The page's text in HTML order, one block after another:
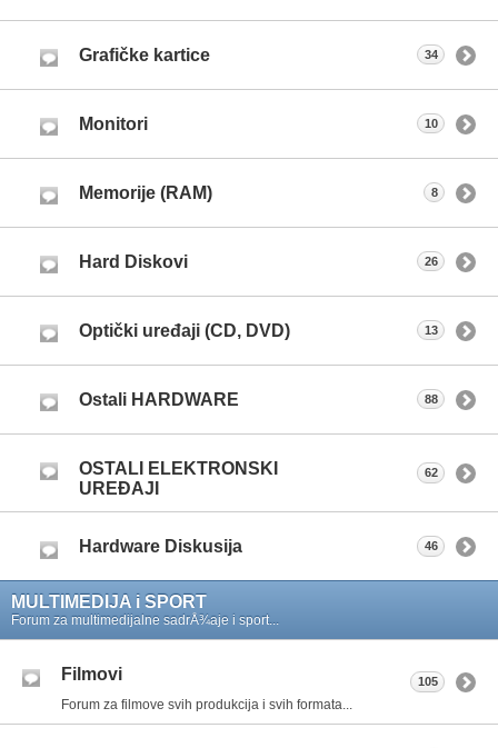
Grafičke kartice 34
Monitori 10
Memorije (RAM) 8
Hard Diskovi 26
Optički uređaji (CD, DVD) 13
Ostali HARDWARE 88
OSTALI ELEKTRONSKI
UREĐAJI
62
Hardware Diskusija 46
MULTIMEDIJA i SPORT
Forum za multimedijalne sadrÅ¾aje i sport...
Filmovi
Forum za filmove svih produkcija i svih formata...
105